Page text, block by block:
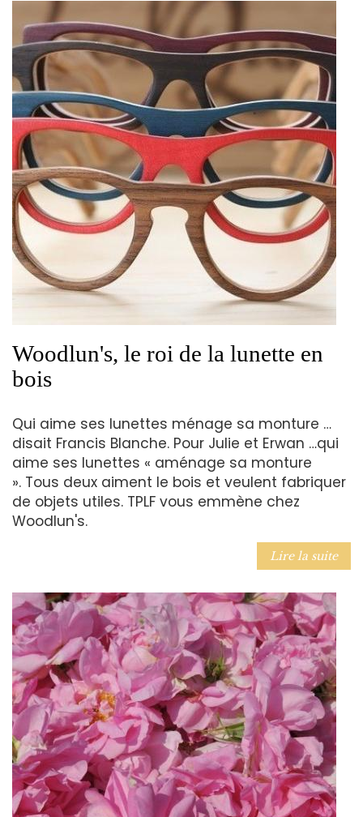
Woodlun's, le roi de la lunette en
bois
Qui aime ses lunettes ménage sa monture …
disait Francis Blanche. Pour Julie et Erwan …qui
aime ses lunettes « aménage sa monture
». Tous deux aiment le bois et veulent fabriquer
de objets utiles. TPLF vous emmène chez
Woodlun's.
Lire la suite